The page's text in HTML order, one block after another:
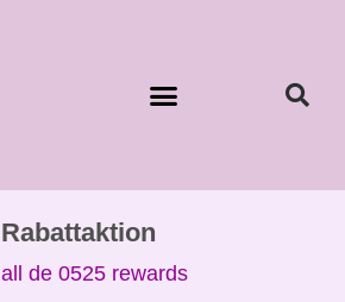
Rabattaktion